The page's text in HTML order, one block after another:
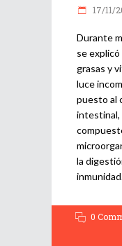
17/11/
Durante
se
grasas y
luce
puesto al
intestinal,
la
inmunidad
0